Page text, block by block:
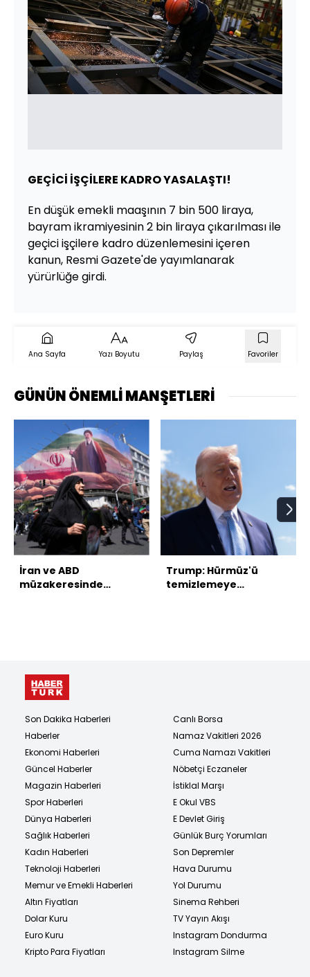
GEÇİCİ İŞÇİLERE KADRO YASALAŞTI!
En düşük emekli maaşının 7 bin 500 liraya,
bayram ikramiyesinin 2 bin liraya çıkarılması ile
geçici işçilere kadro düzenlemesini içeren
kanun, Resmi Gazete'de yayımlanarak
yürürlüğe girdi.
Ana Sayfa Yazı Boyutu Paylaş Favoriler
GÜNÜN ÖNEMLİ MANŞETLERİ
İran ve ABD
müzakeresinde
Trump: Hürmüz'ü
temizlemeye
Son Dakika Haberleri
Haberler
Ekonomi Haberleri
Güncel Haberler
Magazin Haberleri
Spor Haberleri
Dünya Haberleri
Sağlık Haberleri
Kadın Haberleri
Teknoloji Haberleri
Memur ve Emekli Haberleri
Altın Fiyatları
Dolar Kuru
Euro Kuru
Kripto Para Fiyatları
Canlı Borsa
Namaz Vakitleri 2026
Cuma Namazı Vakitleri
Nöbetçi Eczaneler
İstiklal Marşı
E Okul VBS
E Devlet Giriş
Günlük Burç Yorumları
Son Depremler
Hava Durumu
Yol Durumu
Sinema Rehberi
TV Yayın Akışı
Instagram Dondurma
Instagram Silme